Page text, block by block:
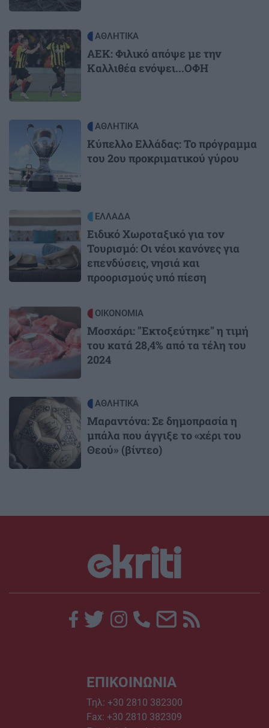
Image ΑΘΛΗΤΙΚΑ
ΑΕΚ: Φιλικό απόψε με την
Καλλιθέα ενόψει...ΟΦΗ
Image ΑΘΛΗΤΙΚΑ
Κύπελλο Ελλάδας: Το πρόγραμμα
του 2ου προκριματικού γύρου
Image ΕΛΛΑΔΑ
Ειδικό Χωροταξικό για τον
Τουρισμό: Οι νέοι κανόνες για
επενδύσεις, νησιά και
προορισμούς υπό πίεση
Image ΟΙΚΟΝΟΜΙΑ
Μοσχάρι: "Εκτοξεύτηκε" η τιμή
του κατά 28,4% από τα τέλη του
2024
Image ΑΘΛΗΤΙΚΑ
Μαραντόνα: Σε δημοπρασία η
μπάλα που άγγιξε το «χέρι του
Θεού» (βίντεο)
ΕΠΙΚΟΙΝΩΝΙΑ
Τηλ: +30 2810 382300
Fax: +30 2810 382309